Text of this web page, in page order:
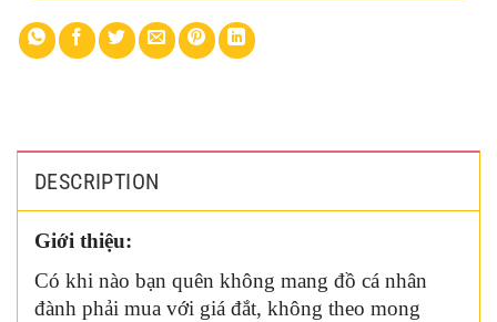
DESCRIPTION
Giới thiệu:
Có khi nào bạn quên không mang đồ cá nhân
đành phải mua với giá đắt, không theo mong